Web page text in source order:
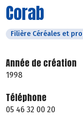
Corab
Filière Céréales et
Année de création
1998
Téléphone
05 46 32 00 20